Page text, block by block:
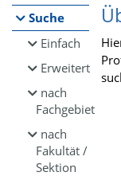
Suche
Einfach
Erweitert
nach
Fachgebiet
nach
Fakultät /
Sektion